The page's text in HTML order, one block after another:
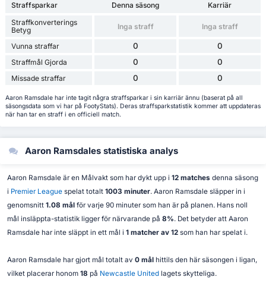
Straffsparkar Denna säsong
Karriär
Straffkonverterings
Betyg
Inga straff Inga straff
Vunna straffar 0 0
Straffmål Gjorda 0 0
Missade straffar 0 0
Aaron Ramsdale har inte tagit några straffsparkar i sin karriär ännu (baserat på all
säsongsdata som vi har på FootyStats). Deras straffsparkstatistik kommer att uppdateras
när han tar en straff i en officiell match.
Aaron Ramsdales statistiska analys
Aaron Ramsdale är en Målvakt som har dykt upp i 12 matches denna säsong
i Premier Leaguespelat totalt 1003 minuter. Aaron Ramsdale släpper in i
genomsnitt 1.08 mål för varje 90 minuter som han är på planen. Hans noll
mål insläppta-statistik ligger för närvarande på 8%. Det betyder att Aaron
Ramsdale har inte släppt in ett mål i 1 matcher av 12som han har spelat i.
Aaron Ramsdale har gjort mål totalt av 0 mål hittils den här säsongen i ligan,
vilket placerar honom 18 på Newcastle Unitedlagets skytteliga.